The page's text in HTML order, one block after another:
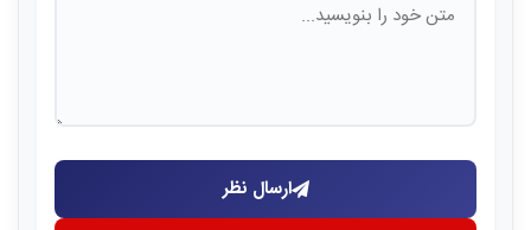
ارسال نظر